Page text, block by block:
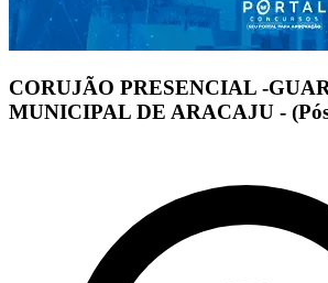
CORUJÃO PRESENCIAL -
MUNICIPAL DE ARACAJU -